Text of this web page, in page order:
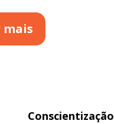
mais
Conscientização